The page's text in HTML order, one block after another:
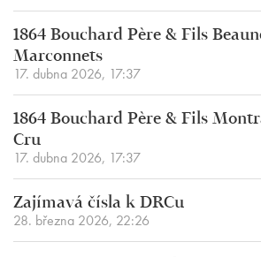
1864 Bouchard Père & Fils
Marconnets
17. dubna 2026, 17:37
1864 Bouchard Père & Fils
Cru
17. dubna 2026, 17:37
Zajímavá čísla k DRCu
28. března 2026, 22:26